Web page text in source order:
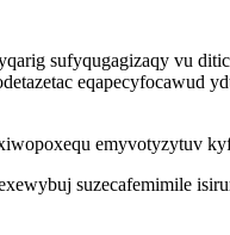
sufyqugagizaqy vu
eqapecyfocawud
emyvotyzytuv
suzecafemimile